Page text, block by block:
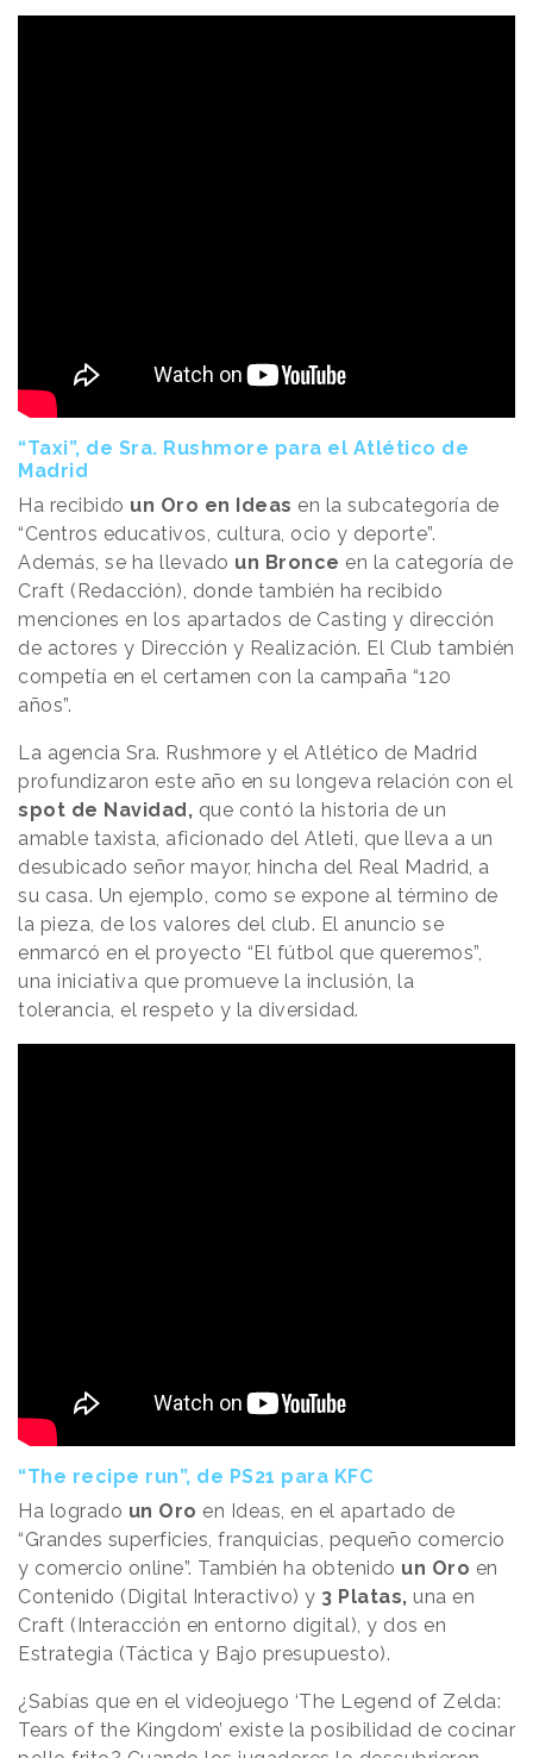
“Taxi”, de Sra. Rushmore para el Atlético de
Madrid
Ha recibido un Oro en Ideas en la subcategoría de
“Centros educativos, cultura, ocio y deporte”.
Además, se ha llevado un Bronce en la categoría de
Craft (Redacción), donde también ha recibido
menciones en los apartados de Casting y dirección
de actores y Dirección y Realización. El Club también
competía en el certamen con la campaña “120
años”.
La agencia Sra. Rushmore y el Atlético de Madrid
profundizaron este año en su longeva relación con el
spot de Navidad, que contó la historia de un
amable taxista, aficionado del Atleti, que lleva a un
desubicado señor mayor, hincha del Real Madrid, a
su casa. Un ejemplo, como se expone al término de
la pieza, de los valores del club. El anuncio se
enmarcó en el proyecto “El fútbol que queremos”,
una iniciativa que promueve la inclusión, la
tolerancia, el respeto y la diversidad.
“The recipe run”, de PS21 para KFC
Ha logrado un Oro en Ideas, en el apartado de
“Grandes superficies, franquicias, pequeño comercio
y comercio online”. También ha obtenido un Oro en
Contenido (Digital Interactivo) y 3 Platas, una en
Craft (Interacción en entorno digital), y dos en
Estrategia (Táctica y Bajo presupuesto).
¿Sabías que en el videojuego ‘The Legend of Zelda:
Tears of the Kingdom’ existe la posibilidad de cocinar